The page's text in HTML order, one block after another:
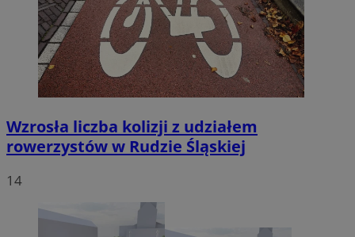
Wzrosła liczba kolizji z udziałem
rowerzystów w Rudzie Śląskiej
14